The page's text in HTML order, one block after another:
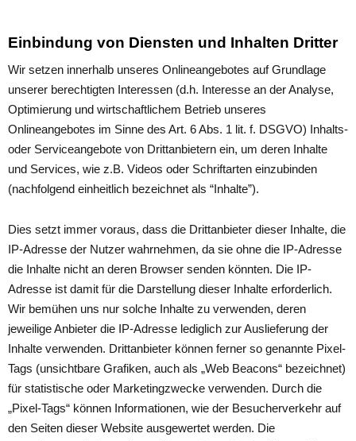
Einbindung von Diensten und Inhalten Dritter
Wir setzen innerhalb unseres Onlineangebotes auf Grundlage
unserer berechtigten Interessen (d.h. Interesse an der Analyse,
Optimierung und wirtschaftlichem Betrieb unseres
Onlineangebotes im Sinne des Art. 6 Abs. 1 lit. f. DSGVO) Inhalts-
oder Serviceangebote von Drittanbietern ein, um deren Inhalte
und Services, wie z.B. Videos oder Schriftarten einzubinden
(nachfolgend einheitlich bezeichnet als “Inhalte”).
Dies setzt immer voraus, dass die Drittanbieter dieser Inhalte, die
IP-Adresse der Nutzer wahrnehmen, da sie ohne die IP-Adresse
die Inhalte nicht an deren Browser senden könnten. Die IP-
Adresse ist damit für die Darstellung dieser Inhalte erforderlich.
Wir bemühen uns nur solche Inhalte zu verwenden, deren
jeweilige Anbieter die IP-Adresse lediglich zur Auslieferung der
Inhalte verwenden. Drittanbieter können ferner so genannte Pixel-
Tags (unsichtbare Grafiken, auch als „Web Beacons“ bezeichnet)
für statistische oder Marketingzwecke verwenden. Durch die
„Pixel-Tags“ können Informationen, wie der Besucherverkehr auf
den Seiten dieser Website ausgewertet werden. Die